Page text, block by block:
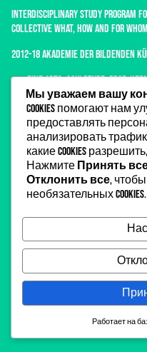
Interdisciplinary study program
collective What, How and for
2012-18AKADEMIE DER BILDENDEN
Fine Arts, Sculpture. Prof.
Digital and Time-based Media.
Project class of Guest
Melanie Bonajo, Kim Noble, Saim
2012-13KOMPETENZZENTRUM
Training program by Goethe
Europe, Central Asia, and the
Faculty of Architecture. Bachelor
Мы уважаем вашу
Cookies помогают нам
предоставлять
анализировать
какие cookies
Нажмите Принять
Отклонить все,
необязательных cookies.
Работает на